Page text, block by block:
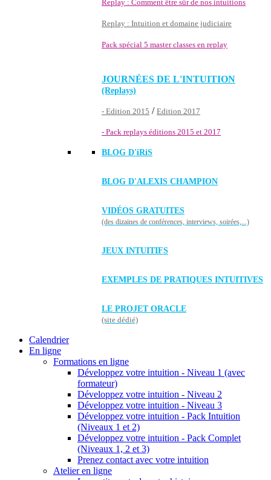
Replay : Comment être sûr de nos intuitions
Replay : Intuition et domaine judiciaire
Pack spécial 5 master classes en replay
JOURNÉES DE L'INTUITION
(Replays)
- Edition 2015 / Edition 2017
- Pack replays éditions 2015 et 2017
BLOG D'iRiS
BLOG D'ALEXIS CHAMPION
VIDÉOS GRATUITES
(des dizaines de conférences, interviews, soirées,...)
JEUX INTUITIFS
EXEMPLES DE PRATIQUES INTUITIVES
LE PROJET ORACLE
(site dédié)
Calendrier
En ligne
Formations en ligne
Développez votre intuition - Niveau 1 (avec
formateur)
Développez votre intuition - Niveau 2
Développez votre intuition - Niveau 3
Développez votre intuition - Pack Intuition
(Niveaux 1 et 2)
Développez votre intuition - Pack Complet
(Niveaux 1, 2 et 3)
Prenez contact avec votre intuition
Atelier en ligne